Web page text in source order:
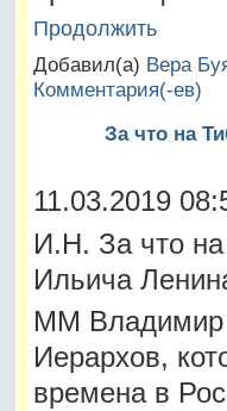
Продолжить
Добавил(а) Вера
Комментария(-ев)
За что на
11.03.2019
И.Н. За что
Ильича
ММ Владимир
Иерархов,
времена в